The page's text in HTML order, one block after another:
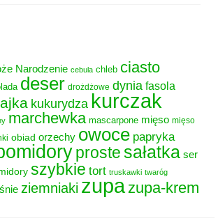
Narodzenie cebula chleb ciasto
deser drożdżowe dynia fasola
kukurydza kurczak
marchewka mascarpone mięso mięso
obiad orzechy owoce papryka
proste sałatka ser
szybkie tort truskawki twaróg
ziemniaki zupa zupa-krem